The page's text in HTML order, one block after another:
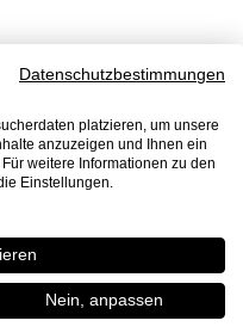
Datenschutzbestimmungen
platzieren, um unsere
anzuzeigen und Ihnen ein
weitere Informationen zu den
Einstellungen.
Nein, anpassen